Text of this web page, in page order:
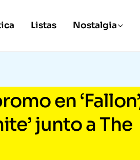
Listas Nostalgia
en
junto a The